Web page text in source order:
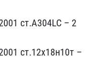
ст.А304L​C – 2
ст.12х1​8н10т –